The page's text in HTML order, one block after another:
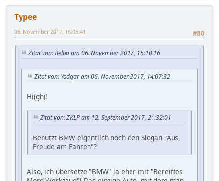
Typee
#80
06. November 2017, 16:05:41
Zitat von: Belbo am 06. November 2017, 15:10:16
Zitat von: Yadgar am 06. November 2017, 14:07:32
Hi(gh)!
Zitat von: ZKLP am 12. September 2017, 21:32:01
Benutzt BMW eigentlich noch den Slogan "Aus
Freude am Fahren"?
Also, ich übersetze "BMW" ja eher mit "Bereiftes